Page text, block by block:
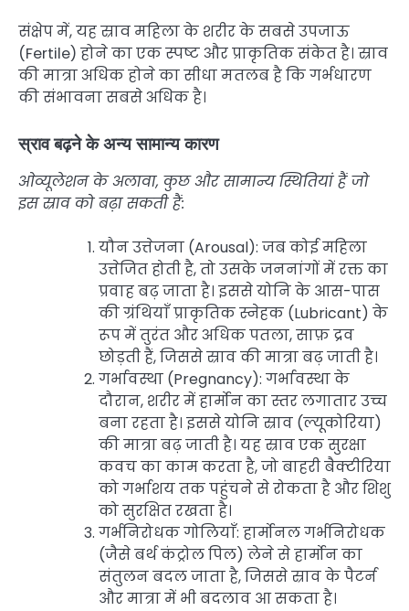
संक्षेप में, यह स्राव महिला के शरीर के सबसे उपजाऊ
(Fertile) होने का एक स्पष्ट और प्राकृतिक संकेत है। स्राव
की मात्रा अधिक होने का सीधा मतलब है कि गर्भधारण
की संभावना सबसे अधिक है।
स्राव बढ़ने के अन्य सामान्य कारण
ओव्यूलेशन के अलावा, कुछ और सामान्य स्थितियां हैं जो
इस स्राव को बढ़ा सकती हैं:
यौन उत्तेजना (Arousal): जब कोई महिला
उत्तेजित होती है, तो उसके जननांगों में रक्त का
प्रवाह बढ़ जाता है। इससे योनि के आस-पास
की ग्रंथियाँ प्राकृतिक स्नेहक (Lubricant) के
रूप में तुरंत और अधिक पतला, साफ़ द्रव
छोड़ती हैं, जिससे स्राव की मात्रा बढ़ जाती है।
गर्भावस्था (Pregnancy): गर्भावस्था के
दौरान, शरीर में हार्मोन का स्तर लगातार उच्च
बना रहता है। इससे योनि स्राव (ल्यूकोरिया)
की मात्रा बढ़ जाती है। यह स्राव एक सुरक्षा
कवच का काम करता है, जो बाहरी बैक्टीरिया
को गर्भाशय तक पहुंचने से रोकता है और शिशु
को सुरक्षित रखता है।
गर्भनिरोधक गोलियाँ: हार्मोनल गर्भनिरोधक
(जैसे बर्थ कंट्रोल पिल) लेने से हार्मोन का
संतुलन बदल जाता है, जिससे स्राव के पैटर्न
और मात्रा में भी बदलाव आ सकता है।